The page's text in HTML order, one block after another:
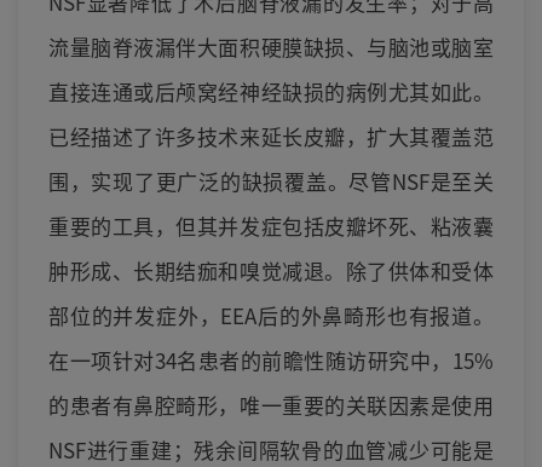
流量脑脊液漏伴大面积硬膜缺损、与脑池或脑室
直接连通或后颅窝经神经缺损的病例尤其如此。
已经描述了许多技术来延长皮瓣，扩大其覆盖范
围，实现了更广泛的缺损覆盖。尽管NSF是至关
重要的工具，但其并发症包括皮瓣坏死、粘液囊
肿形成、长期结痂和嗅觉减退。除了供体和受体
部位的并发症外，EEA后的外鼻畸形也有报道。
在一项针对34名患者的前瞻性随访研究中，15%
的患者有鼻腔畸形，唯一重要的关联因素是使用
NSF进行重建；残余间隔软骨的血管减少可能是